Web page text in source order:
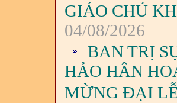
GIÁO CHỦ
04/08/2026
BAN TRỊ
HẢO HÂN
MỪNG ĐẠI